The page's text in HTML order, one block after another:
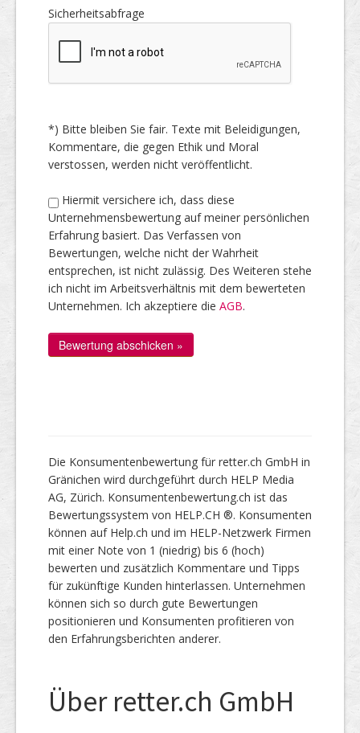
Sicherheitsabfrage
*) Bitte bleiben Sie fair. Texte mit Beleidigungen,
Kommentare, die gegen Ethik und Moral
verstossen, werden nicht veröffentlicht.
Hiermit versichere ich, dass diese
Unternehmensbewertung auf meiner persönlichen
Erfahrung basiert. Das Verfassen von
Bewertungen, welche nicht der Wahrheit
entsprechen, ist nicht zulässig. Des Weiteren stehe
ich nicht im Arbeitsverhältnis mit dem bewerteten
Unternehmen. Ich akzeptiere die AGB.
Die Konsumentenbewertung für retter.ch GmbH in
Gränichen wird durchgeführt durch HELP Media
AG, Zürich. Konsumentenbewertung.ch ist das
Bewertungssystem von HELP.CH ®. Konsumenten
können auf Help.ch und im HELP-Netzwerk Firmen
mit einer Note von 1 (niedrig) bis 6 (hoch)
bewerten und zusätzlich Kommentare und Tipps
für zukünftige Kunden hinterlassen. Unternehmen
können sich so durch gute Bewertungen
positionieren und Konsumenten profitieren von
den Erfahrungsberichten anderer.
Über retter.ch GmbH